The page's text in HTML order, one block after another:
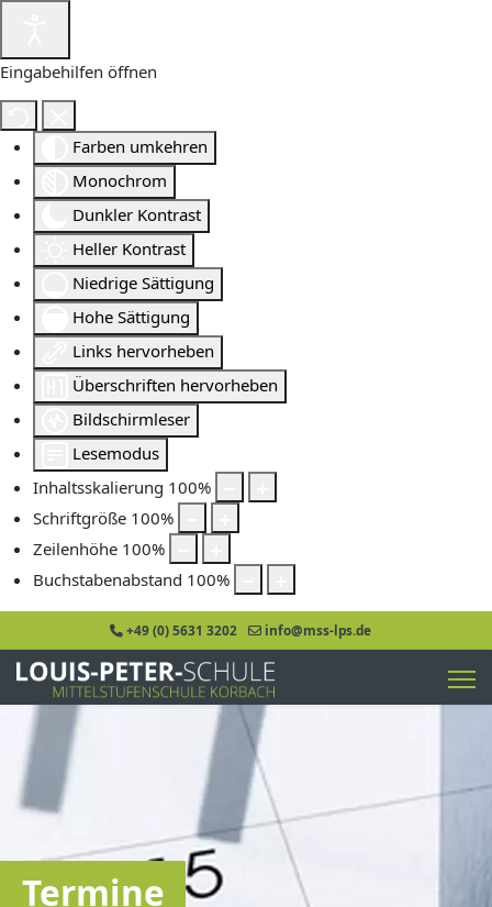
Eingabehilfen öffnen
Farben umkehren
Monochrom
Dunkler Kontrast
Heller Kontrast
Niedrige Sättigung
Hohe Sättigung
Links hervorheben
Überschriften hervorheben
Bildschirmleser
Lesemodus
Inhaltsskalierung 100%
Schriftgröße 100%
Zeilenhöhe 100%
Buchstabenabstand 100%
+49 (0) 5631 3202 info@mss-lps.de
Termine